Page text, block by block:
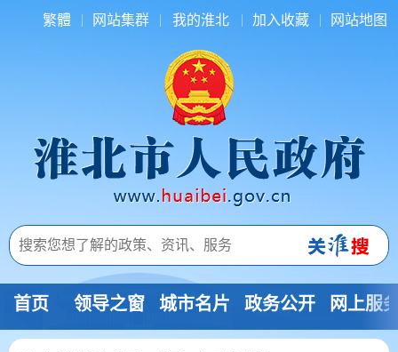
繁體 网站集群 我的淮北 加入收藏 网站地图
首页 领导之窗 城市名片 政务公开 网上服